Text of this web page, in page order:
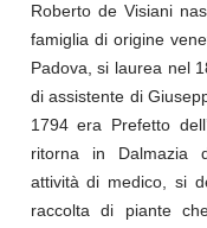
Roberto de Visiani
famiglia di origine
Padova, si laurea nel
di assistente di
1794 era Prefetto
ritorna in Dalmazia
attività di medico, si
raccolta di piante